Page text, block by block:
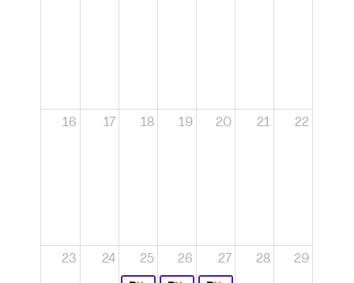
16 17 18 19 20 21 22
23 24 25 26 27 28 29